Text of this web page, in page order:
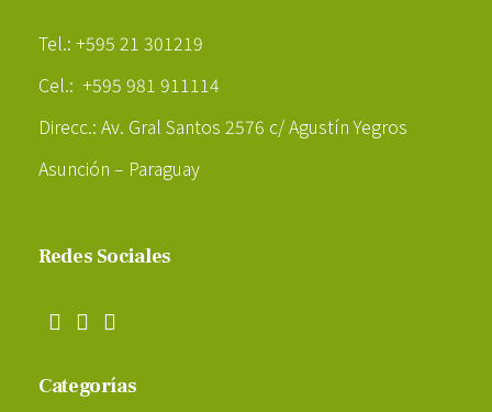
Tel.: +595 21 301219
Cel.: +595 981 911114
Direcc.: Av. Gral Santos 2576 c/ Agustín Yegros
Asunción – Paraguay
Redes Sociales
Categorías